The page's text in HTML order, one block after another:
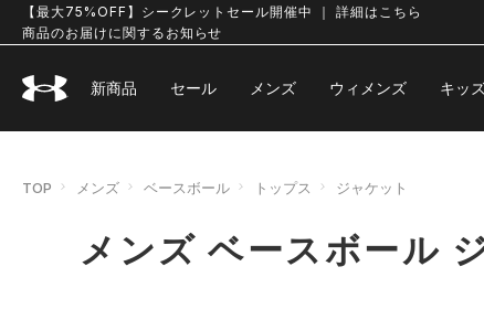
【最大75%OFF】シークレットセール開催中 ｜ 詳細はこちら
商品のお届けに関するお知らせ
新商品 セール メンズ ウィメンズ キッ
TOP メンズ ベースボール トップス ジャケット
メンズ ベースボール